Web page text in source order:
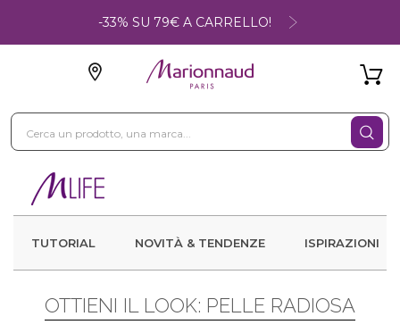
-33% SU 79€ A CARRELLO!
TUTORIAL NOVITÀ & TENDENZE ISPIRAZIONI
OTTIENI IL LOOK: PELLE RADIOSA